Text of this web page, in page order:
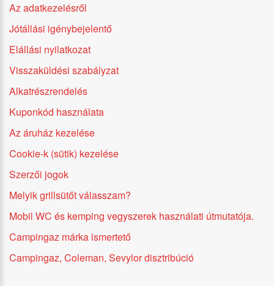
Az adatkezelésről
Jótállási igénybejelentő
Elállási nyilatkozat
Visszaküldési szabályzat
Alkatrészrendelés
Kuponkód használata
Az áruház kezelése
Cookie-k (sütik) kezelése
Szerzői jogok
Melyik grillsütőt válasszam?
Mobil WC és kemping vegyszerek használati útmutatója.
Campingaz márka ismertető
Campingaz, Coleman, Sevylor disztribúció